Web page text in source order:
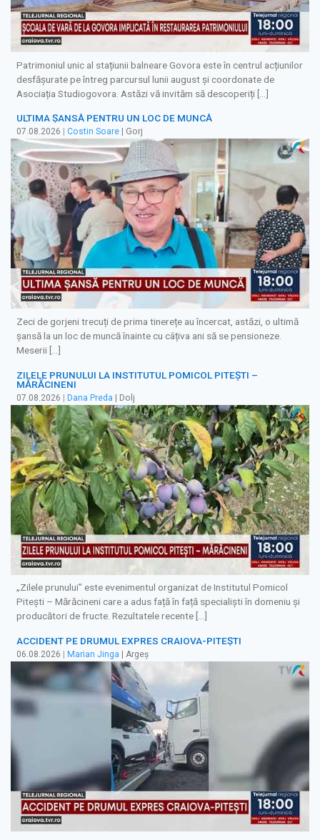
Patrimoniul unic al stațiunii balneare Govora este în centrul acțiunilor
desfășurate pe întreg parcursul lunii august și coordonate de
Asociația Studiogovora. Astăzi vă invităm să descoperiți […]
ULTIMA ȘANSĂ PENTRU UN LOC DE MUNCĂ
07.08.2026 Costin Soare | Gorj
Zeci de gorjeni trecuți de prima tinerețe au încercat, astăzi, o ultimă
șansă la un loc de muncă înainte cu câțiva ani să se pensioneze.
Meserii […]
ZILELE PRUNULUI LA INSTITUTUL POMICOL PITEȘTI –
MĂRĂCINENI
07.08.2026 | Dana Preda | Dolj
„Zilele prunului” este evenimentul organizat de Institutul Pomicol
Pitești – Mărăcineni care a adus față în față specialiști în domeniu și
producători de fructe. Rezultatele recente […]
ACCIDENT PE DRUMUL EXPRES CRAIOVA-PITEȘTI
06.08.2026 Marian Jinga | Argeș